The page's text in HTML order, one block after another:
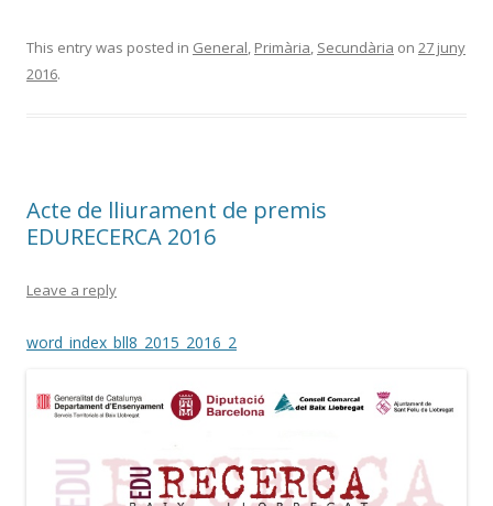
This entry was posted in General, Primària, Secundària on 27 juny
2016.
Acte de lliurament de premis
EDURECERCA 2016
Leave a reply
word_index_bll8_2015_2016_2